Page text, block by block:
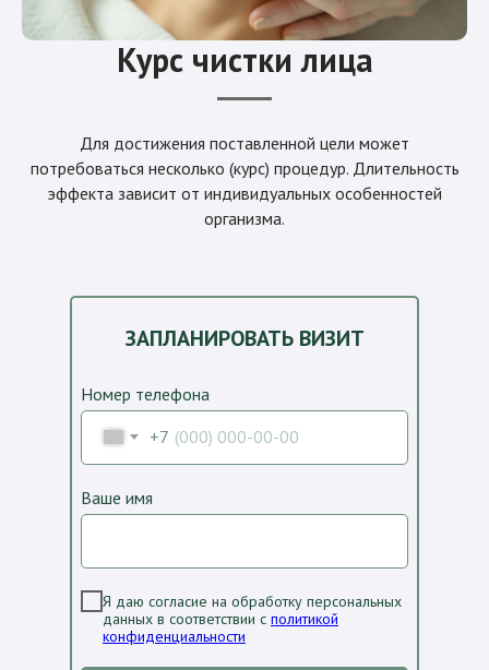
Курс чистки лица
Для достижения поставленной цели может
потребоваться несколько (курс) процедур. Длительность
эффекта зависит от индивидуальных особенностей
организма.
ЗАПЛАНИРОВАТЬ ВИЗИТ
Номер телефона
+7
Ваше имя
Я даю согласие на обработку персональных
данных в соответствии с политикой
конфиденциальности